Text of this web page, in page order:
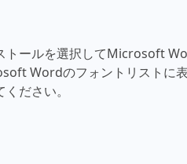
トールを選択してMicrosoft
Wordのフォントリストに
ださい。